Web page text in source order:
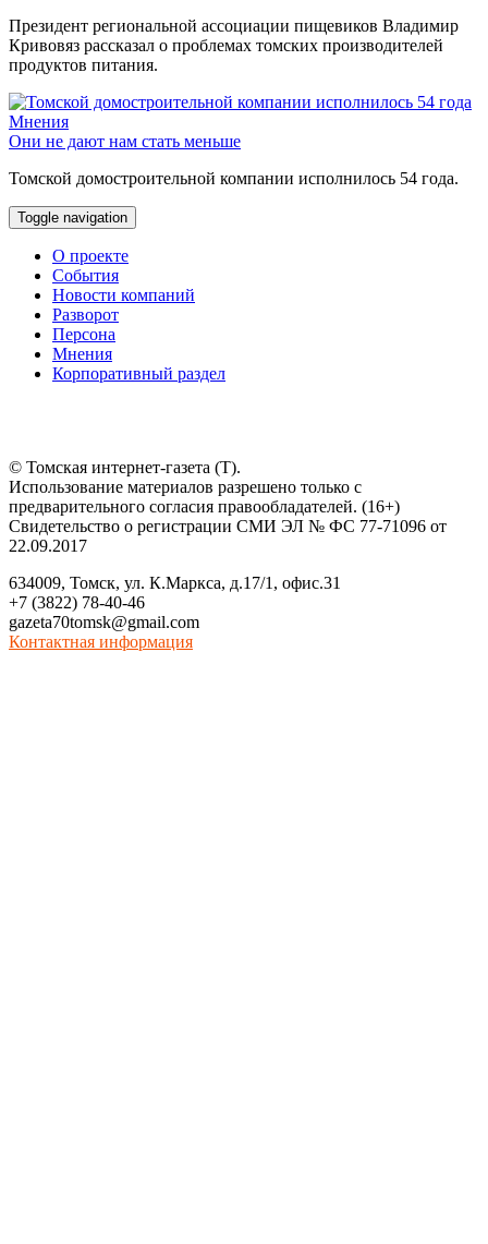
Президент региональной ассоциации пищевиков Владимир
Кривовяз рассказал о проблемах томских производителей
продуктов питания.
Мнения
Они не дают нам стать меньше
Томской домостроительной компании исполнилось 54 года.
Toggle navigation
О проекте
События
Новости компаний
Разворот
Персона
Мнения
Корпоративный раздел
© Томская интернет-газета (Т).
Использование материалов разрешено только с
предварительного согласия правообладателей. (16+)
Свидетельство о регистрации СМИ ЭЛ № ФС 77-71096 от
22.09.2017
634009, Томск, ул. К.Маркса, д.17/1, офис.31
+7 (3822) 78-40-46
gazeta70tomsk@gmail.com
Контактная информация